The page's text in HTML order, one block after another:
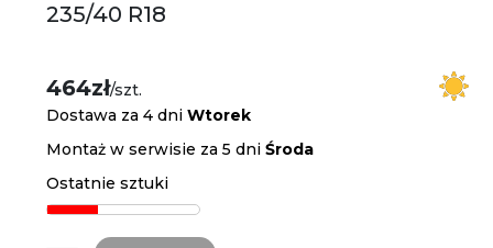
235/40 R18
464zł/szt.
Dostawa za 4 dniWtorek
Montaż w serwisie za 5 dniŚroda
Ostatnie sztuki